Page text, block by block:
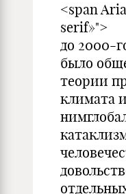
<span
serif»">
до 2000-
было
теории
климата